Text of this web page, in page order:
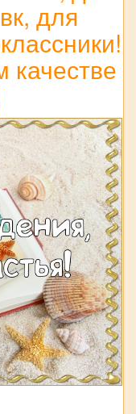
для
качестве